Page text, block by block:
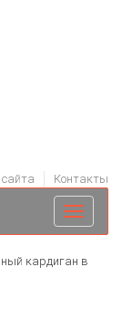
Контакты
Toggle
кардиган в